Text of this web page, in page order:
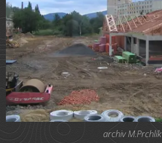
archiv M.Prchlík